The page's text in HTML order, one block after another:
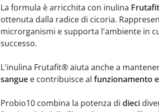
La formula è arricchita con inulina
ottenuta dalla radice di cicoria.
microrganismi e supporta l'ambiente in
successo.
L'inulina Frutafit® aiuta anche a
sangue e contribuisce al funzionamento
Probio10 combina la potenza di dieci